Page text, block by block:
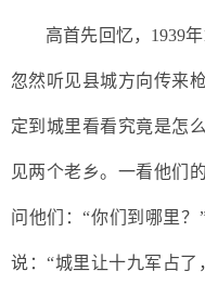
高首先回忆， 1939年
忽然听见县城方向传来
定到城里看看究竟是怎
见两个老乡。一看他们
问 他们：“你们到哪里？
说 ：“城里让十九军占了